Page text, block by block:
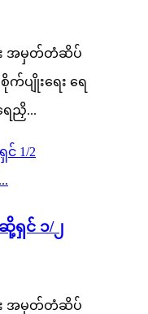
း အမှတ်တံဆိပ်
က်ပျိုးရေး ရေ
ေညှိ...
ရှင် ၁/၂
း အမှတ်တံဆိပ်